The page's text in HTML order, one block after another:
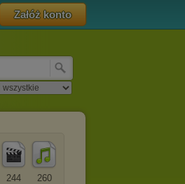
Załóż konto
260
244